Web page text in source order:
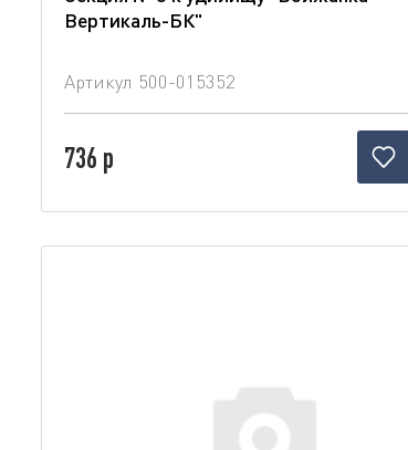
Вертикаль-БК"
Артикул 500-015352
736 р